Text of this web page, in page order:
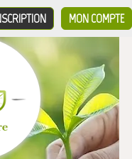
MON COMPTE